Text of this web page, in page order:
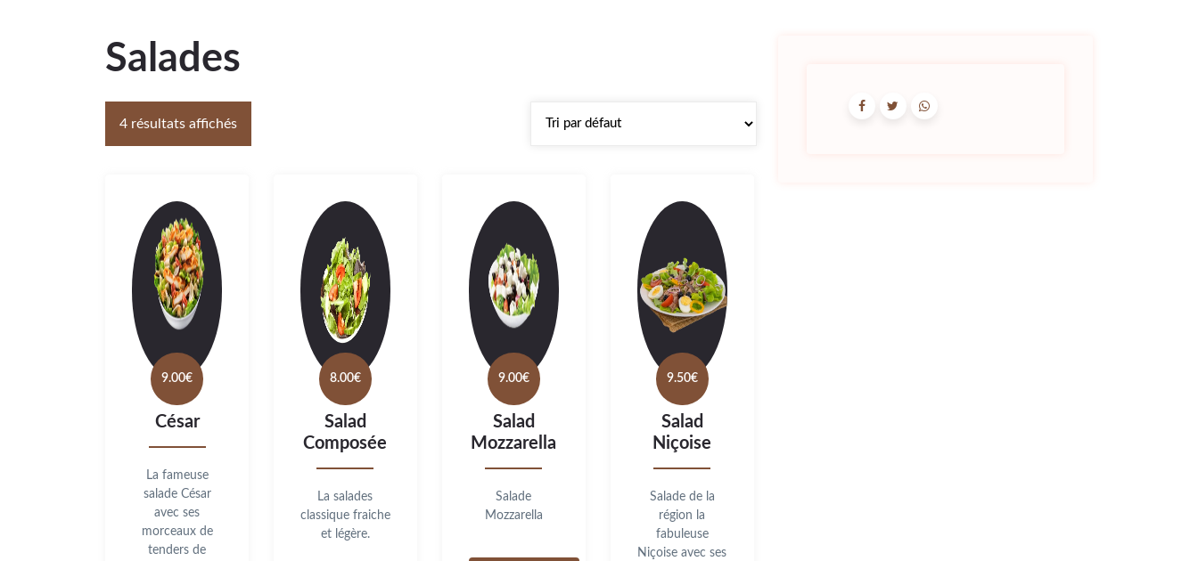
Salades
4 résultats affichés
9.00€
César
La fameuse
salade César
avec ses
morceaux de
tenders de
8.00€
Salad
Composée
La salades
classique fraiche
et légère.
9.00€
Salad
Mozzarella
Salade
Mozzarella
9.50€
Salad
Niçoise
Salade de la
région la
fabuleuse
Niçoise avec ses